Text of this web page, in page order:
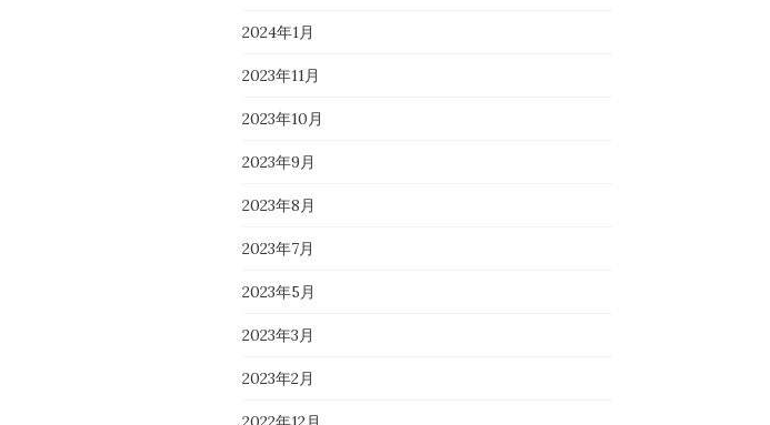
2024年1月
2023年11月
2023年10月
2023年9月
2023年8月
2023年7月
2023年5月
2023年3月
2023年2月